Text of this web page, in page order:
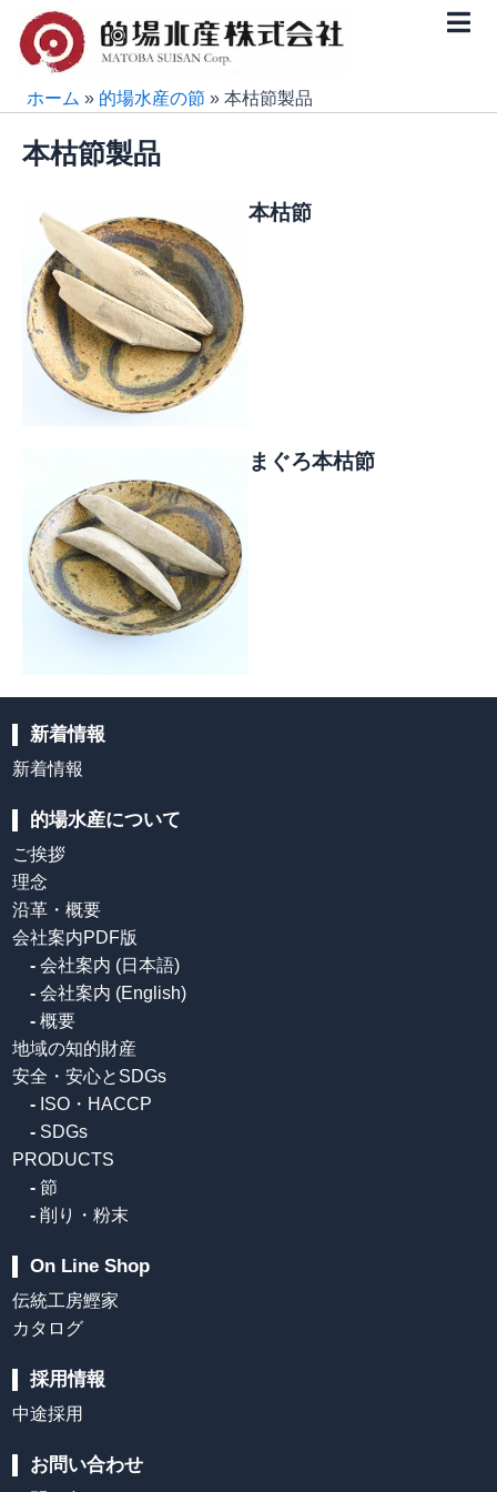
ホーム » 的場水産の節 » 本枯節製品
本枯節製品
本枯節
まぐろ本枯節
新着情報
新着情報
的場水産について
ご挨拶
理念
沿革・概要
会社案内PDF版
- 会社案内 (日本語)
- 会社案内 (English)
- 概要
地域の知的財産
安全・安心とSDGs
- ISO・HACCP
- SDGs
PRODUCTS
- 節
- 削り・粉末
On Line Shop
伝統工房鰹家
カタログ
採用情報
中途採用
お問い合わせ